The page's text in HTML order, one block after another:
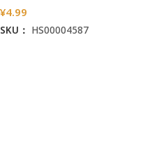
¥4.99
SKU： HS00004587